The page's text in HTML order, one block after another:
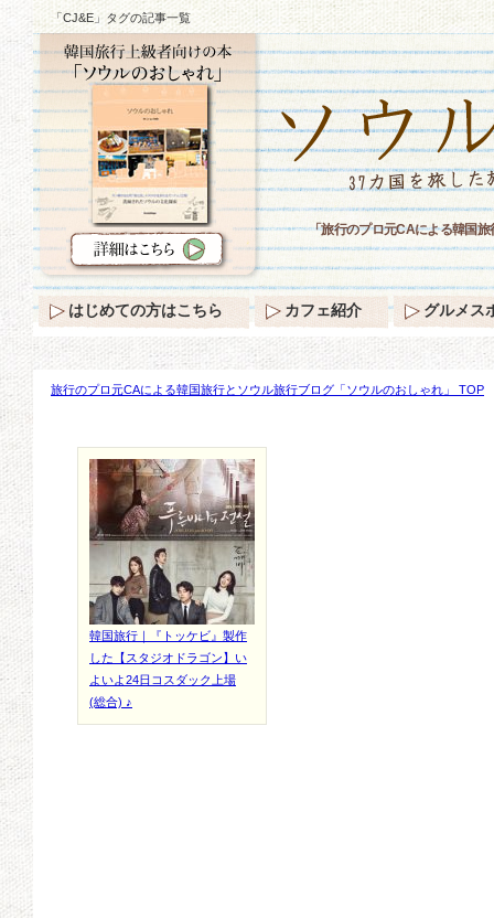
「CJ&E」タグの記事一覧
旅行のプロ元CAによる韓国旅行とソウル旅行ブログ「ソウルのおしゃれ」 TOP
韓国旅行｜『トッケビ』製作
した【スタジオドラゴン】い
よいよ24日コスダック上場
(総合) ♪
「旅行のプロ元CAによる韓国
はじめての方はこちら カフェ紹介 グルメス